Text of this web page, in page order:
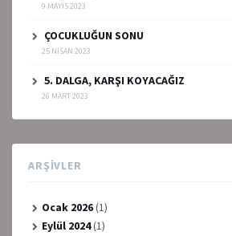
9 MAYIS 2023
ÇOCUKLUĞUN SONU
25 NISAN 2023
5. DALGA, KARŞI KOYACAĞIZ
26 MART 2023
ARŞIVLER
Ocak 2026(1)
Eylül 2024(1)